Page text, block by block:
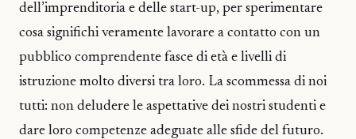
dell’imprenditoria e delle start-up, per sperimentare
cosa significhi veramente lavorare a contatto con un
pubblico comprendente fasce di età e livelli di
istruzione molto diversi tra loro. La scommessa di noi
tutti: non deludere le aspettative dei nostri studenti e
dare loro competenze adeguate alle sfide del futuro.